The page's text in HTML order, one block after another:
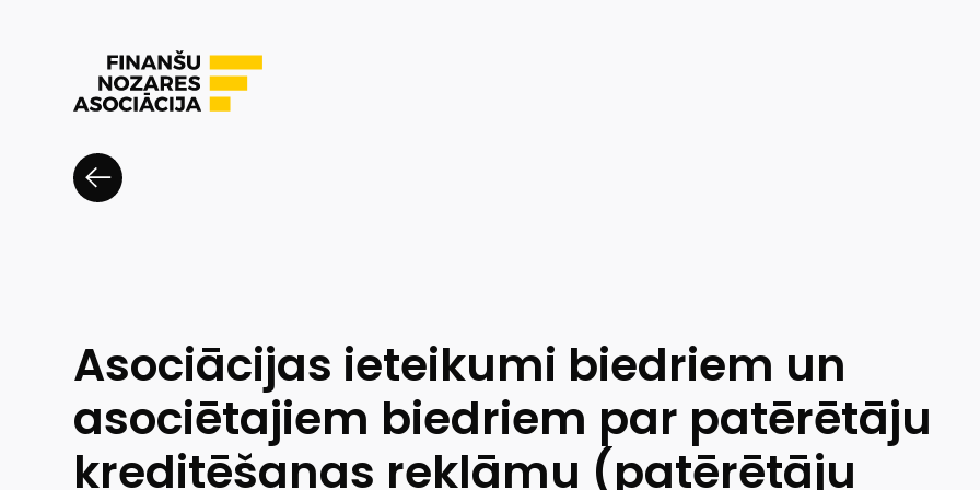
Asociācijas ieteikumi biedriem un
asociētajiem biedriem par patērētāju
kreditēšanas reklāmu (patērētāju